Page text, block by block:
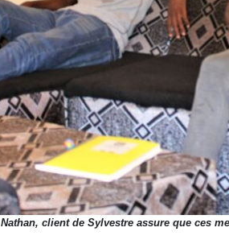
Nathan, client de Sylvestre assure que ces